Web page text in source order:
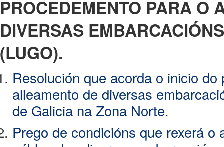
PROCEDEMENTO PARA O
DIVERSAS
(LUGO).
Resolución que acorda o inicio
alleamento de diversas
de Galicia na Zona Norte.
Prego de condicións que rexerá o